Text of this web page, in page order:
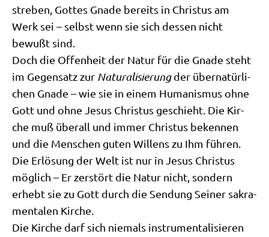
stre­ben, Got­tes Gna­de bereits in Chri­stus am
Werk sei – selbst wenn sie sich des­sen nicht
bewußt sind.
Doch die Offen­heit der Natur für die Gna­de steht
im Gegen­satz zur Natu­ra­li­sie­rungder über­na­tür­li­
chen Gna­de – wie sie in einem Huma­nis­mus ohne
Gott und ohne Jesus Chri­stus geschieht. Die Kir­
che muß über­all und immer Chri­stus beken­nen
und die Men­schen guten Wil­lens zu Ihm füh­ren.
Die Erlö­sung der Welt ist nur in Jesus Chri­stus
mög­lich – Er zer­stört die Natur nicht, son­dern
erhebt sie zu Gott durch die Sen­dung Sei­ner sakra­
men­ta­len Kir­che.
Die Kir­che darf sich nie­mals instru­men­ta­li­sie­ren